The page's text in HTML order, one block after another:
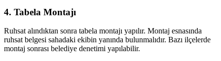
4. Tabela Montajı
Ruhsat alındıktan sonra tabela montajı yapılır. Montaj esnasında
ruhsat belgesi sahadaki ekibin yanında bulunmalıdır. Bazı ilçelerde
montaj sonrası belediye denetimi yapılabilir.